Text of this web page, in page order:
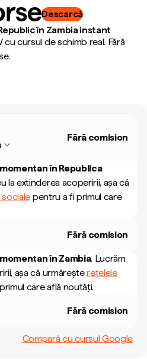
Descarcă
în Zambia instant
cursul de schimb real. Fără
Fără comision
în Republica
la extinderea acoperirii, așa că
pentru a fi primul care
Fără comision
în Zambia. Lucrăm
așa că urmăreșterețelele
care află noutăți.
Fără comision
Compară cu cursul Google